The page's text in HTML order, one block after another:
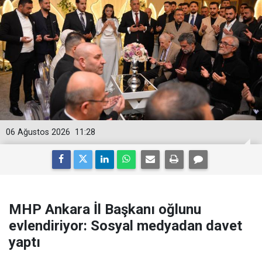
11:28
06 Ağustos 2026
MHP Ankara İl Başkanı oğlunu
evlendiriyor: Sosyal medyadan davet
yaptı